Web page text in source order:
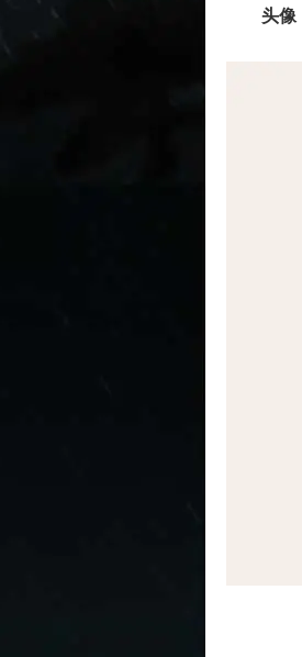
头像